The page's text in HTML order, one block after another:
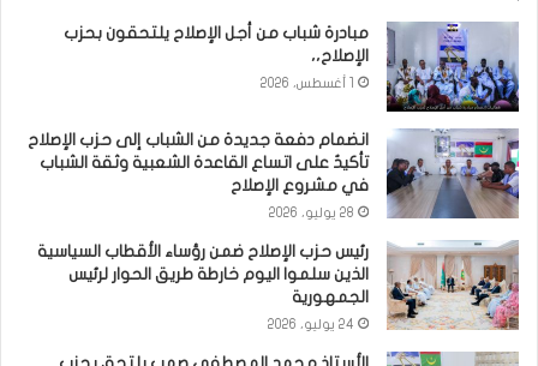
مبادرة شباب من أجل الإصلاح يلتحقون بحزب
الإصلاح،،
انضمام دفعة جديدة من الشباب إلى حزب الإصلاح
تأكيدٌ على اتساع القاعدة الشعبية وثقة الشباب
في مشروع الإصلاح
28 يوليو، 2026
رئيس حزب الإصلاح ضمن رؤساء الأقطاب السياسية
الذين سلموا اليوم خارطة طريق الحوار لرئيس
الجمهورية
24 يوليو، 2026